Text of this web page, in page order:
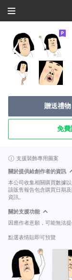
贈送禮物
免費
支援裝飾專用圖案
關於提供給創作者的資訊
本公司收集相關購買數據
該販售報告包含購買日期
資訊。
關於支援功能
因應作者意願，可能無法提
點選表情貼即可預覽